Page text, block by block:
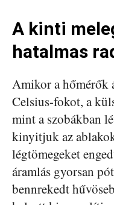
A kinti
hatalmas
Amikor a hőmérők
Celsius-fokot, a
mint a szobákban
kinyitjuk az
légtömegeket
áramlás gyorsan
bennrekedt